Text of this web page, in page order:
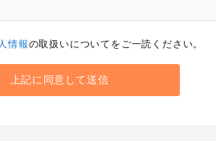
情報の取扱いについてをご一読ください。